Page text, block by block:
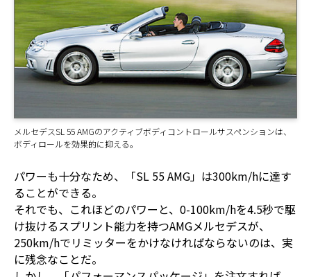
メルセデスSL 55 AMGのアクティブボディコントロールサスペンションは、
ボディロールを効果的に抑える。
パワーも十分なため、「SL 55 AMG」は300km/hに達す
ることができる。
それでも、これほどのパワーと、0-100km/hを4.5秒で駆
け抜けるスプリント能力を持つAMGメルセデスが、
250km/hでリミッターをかけなければならないのは、実
に残念なことだ。